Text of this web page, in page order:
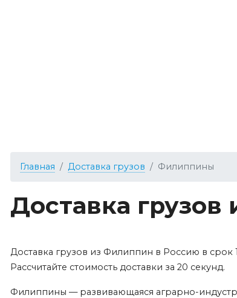
Главная Доставка грузов Филиппины
Доставка
Доставка грузов из Филиппин в Россию в
Рассчитайте стоимость доставки за 20 секунд.
Филиппины — развивающаяся аграрно-